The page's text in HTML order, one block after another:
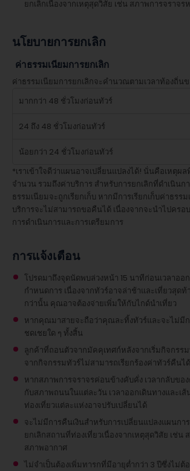
ยกเลิกเนื่องจากเหตุสุดวิสัย เช่น สภาพการจราจ
นโยบายการยกเลิก
ค่าธรรมเนียมการยกเลิก
ค่าธรรมเนียมการยกเลิกจะคำนวณตามเวลาท้องถิ่นข
มากกว่า 48 ชั่วโมงก่อนทัวร์
24 ถึง 48 ชั่วโมงก่อนทัวร์
น้อยกว่า 24 ชั่วโมงก่อนทัวร์
*เราเข้าใจดีว่าแผนอาจเปลี่ยนแปลงได้! นั่นคือเหตุผล
จำนวน รวมถึงค่าบริการ สำหรับการยกเลิกที่ดำเนินก
ธรรมเนียมจะถูกเรียกเก็บ หากมีการเรียกเก็บค่าธรร
บริการจะไม่สามารถขอคืนได้ เนื่องจากจะนำไปคร
การดำเนินการและการเตรียมการ
การแจ้งเตือน
โปรดมาถึงจุดนัดพบล่วงหน้า 15 นาทีก่อนเวลาออ
กำหนดการ เนื่องจากทัวร์อาจล่าช้าและเที่ยวสุดท้
กว่านั้น คุณอาจต้องจ่ายเพิ่มให้กับไกด์นำเที่ยว
หากคุณมาสายจะถือว่าคุณละทิ้งทัวร์และจะไม่มี
ชดเชยใด ๆ ทั้งสิ้น
ลูกค้าที่ถอนตัวจากมัคคุเทศก์หลังจากเริ่มกิจกรร
จากกิจกรรมทัวร์ไม่สามารถเรียกร้องค่าทัวร์คืนได้
หากสภาพการจราจรค่อนข้างคับคั่ง เวลากลับข
กับสภาพถนนในแต่ละวัน เวลาออกเดินทางและเ
ท่องเที่ยวแต่ละแห่งอาจปรับเปลี่ยนได้
จะไม่มีการคืนเงินสำหรับการเปลี่ยนแปลงแผนกา
ยกเลิกสถานที่ท่องเที่ยวเนื่องจากเหตุสุดวิสัย เช่น
สภาพอากาศ
ไม่จำเป็นต้องเพิ่มทารกที่มีอายุต่ำกว่า 3 ปีซึ่งไม่ต้